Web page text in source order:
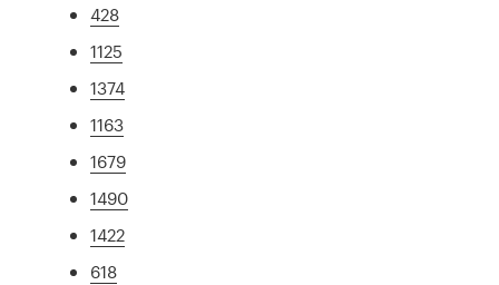
428
1125
1374
1163
1679
1490
1422
618